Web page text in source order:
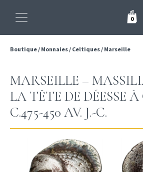
0
Boutique/ Monnaies/ Celtiques/ Marseille
MARSEILLE –
LA TÊTE DE DÉESSE
C.475-450 AV. J.-C.